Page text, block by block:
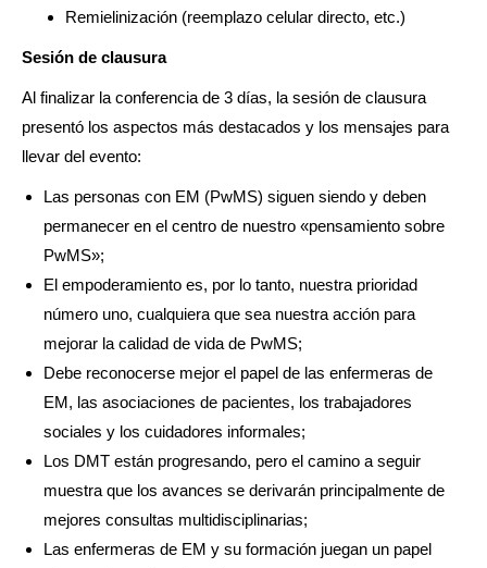
Remielinización (reemplazo celular directo, etc.)
Sesión de clausura
Al finalizar la conferencia de 3 días, la sesión de clausura
presentó los aspectos más destacados y los mensajes para
llevar del evento:
Las personas con EM (PwMS) siguen siendo y deben
permanecer en el centro de nuestro «pensamiento sobre
PwMS»;
El empoderamiento es, por lo tanto, nuestra prioridad
número uno, cualquiera que sea nuestra acción para
mejorar la calidad de vida de PwMS;
Debe reconocerse mejor el papel de las enfermeras de
EM, las asociaciones de pacientes, los trabajadores
sociales y los cuidadores informales;
Los DMT están progresando, pero el camino a seguir
muestra que los avances se derivarán principalmente de
mejores consultas multidisciplinarias;
Las enfermeras de EM y su formación juegan un papel